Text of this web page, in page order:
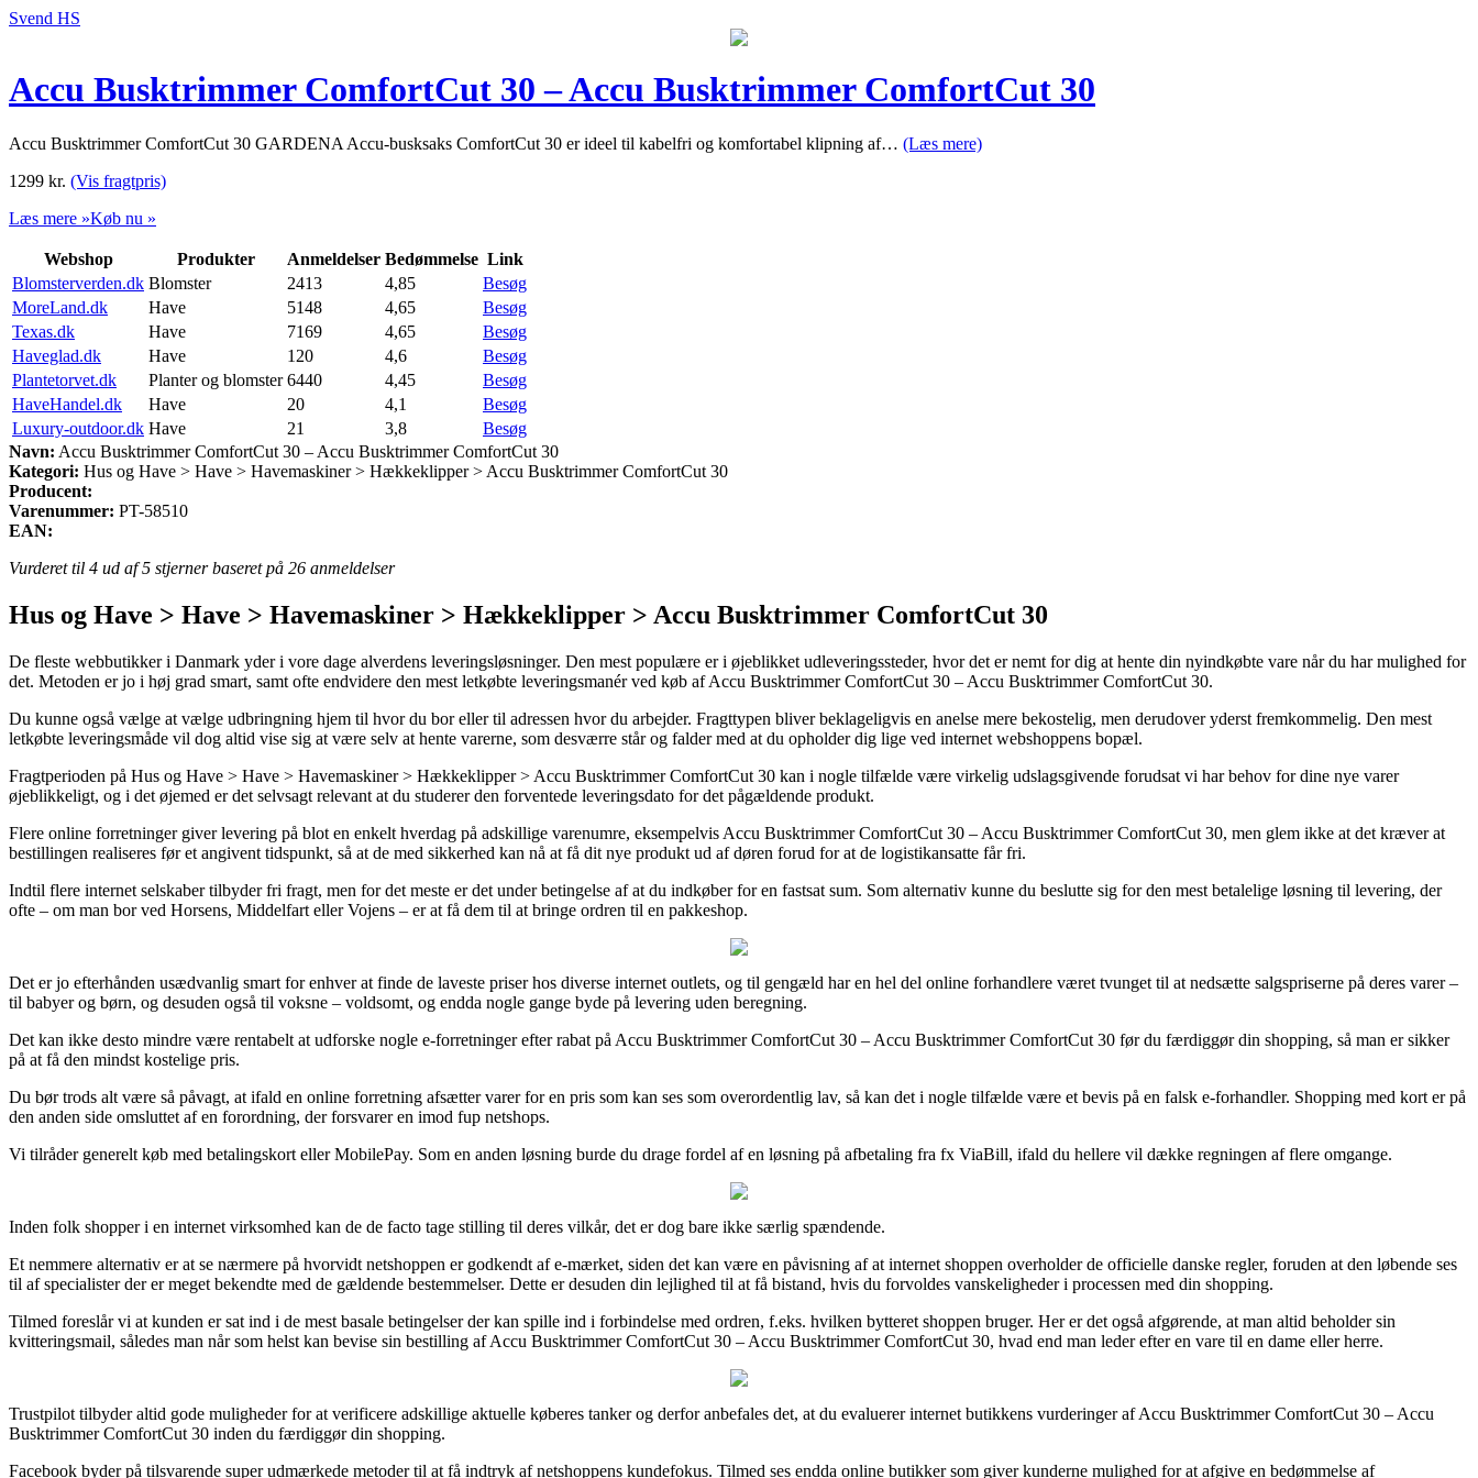
Svend HS
Accu Busktrimmer ComfortCut 30 – Accu Busktrimmer ComfortCut 30
Accu Busktrimmer ComfortCut 30 GARDENA Accu-busksaks ComfortCut 30 er ideel til kabelfri og komfortabel klipning af… (Læs mere)
1299 kr. (Vis fragtpris)
Læs mere »Køb nu »
Webshop Produkter Anmeldelser Bedømmelse Link
Blomsterverden.dk Blomster 2413 4,85
Besøg
MoreLand.dk
Have 5148 4,65
Besøg
Texas.dk
Have 7169 4,65
Besøg
Haveglad.dk
Have 120 4,6
Besøg
Plantetorvet.dk
Planter og blomster 6440 4,45
Besøg
HaveHandel.dk
Have 20 4,1
Besøg
Luxury-outdoor.dk Have 21 3,8
Besøg
Navn: Accu Busktrimmer ComfortCut 30 – Accu Busktrimmer ComfortCut 30
Kategori: Hus og Have > Have > Havemaskiner > Hækkeklipper > Accu Busktrimmer ComfortCut 30
Producent:
Varenummer: PT-58510
EAN:
Vurderet til 4 ud af 5 stjerner baseret på 26 anmeldelser
Hus og Have > Have > Havemaskiner > Hækkeklipper > Accu Busktrimmer ComfortCut 30
De fleste webbutikker i Danmark yder i vore dage alverdens leveringsløsninger. Den mest populære er i øjeblikket udleveringssteder, hvor det er nemt for dig at hente din nyindkøbte vare når du har mulighed for
det. Metoden er jo i høj grad smart, samt ofte endvidere den mest letkøbte leveringsmanér ved køb af Accu Busktrimmer ComfortCut 30 – Accu Busktrimmer ComfortCut 30.
Du kunne også vælge at vælge udbringning hjem til hvor du bor eller til adressen hvor du arbejder. Fragttypen bliver beklageligvis en anelse mere bekostelig, men derudover yderst fremkommelig. Den mest
letkøbte leveringsmåde vil dog altid vise sig at være selv at hente varerne, som desværre står og falder med at du opholder dig lige ved internet webshoppens bopæl.
Fragtperioden på Hus og Have > Have > Havemaskiner > Hækkeklipper > Accu Busktrimmer ComfortCut 30 kan i nogle tilfælde være virkelig udslagsgivende forudsat vi har behov for dine nye varer
øjeblikkeligt, og i det øjemed er det selvsagt relevant at du studerer den forventede leveringsdato for det pågældende produkt.
Flere online forretninger giver levering på blot en enkelt hverdag på adskillige varenumre, eksempelvis Accu Busktrimmer ComfortCut 30 – Accu Busktrimmer ComfortCut 30, men glem ikke at det kræver at
bestillingen realiseres før et angivent tidspunkt, så at de med sikkerhed kan nå at få dit nye produkt ud af døren forud for at de logistikansatte får fri.
Indtil flere internet selskaber tilbyder fri fragt, men for det meste er det under betingelse af at du indkøber for en fastsat sum. Som alternativ kunne du beslutte sig for den mest betalelige løsning til levering, der
ofte – om man bor ved Horsens, Middelfart eller Vojens – er at få dem til at bringe ordren til en pakkeshop.
Det er jo efterhånden usædvanlig smart for enhver at finde de laveste priser hos diverse internet outlets, og til gengæld har en hel del online forhandlere været tvunget til at nedsætte salgspriserne på deres varer –
til babyer og børn, og desuden også til voksne – voldsomt, og endda nogle gange byde på levering uden beregning.
Det kan ikke desto mindre være rentabelt at udforske nogle e-forretninger efter rabat på Accu Busktrimmer ComfortCut 30 – Accu Busktrimmer ComfortCut 30 før du færdiggør din shopping, så man er sikker
på at få den mindst kostelige pris.
Du bør trods alt være så påvagt, at ifald en online forretning afsætter varer for en pris som kan ses som overordentlig lav, så kan det i nogle tilfælde være et bevis på en falsk e-forhandler. Shopping med kort er på
den anden side omsluttet af en forordning, der forsvarer en imod fup netshops.
Vi tilråder generelt køb med betalingskort eller MobilePay. Som en anden løsning burde du drage fordel af en løsning på afbetaling fra fx ViaBill, ifald du hellere vil dække regningen af flere omgange.
Inden folk shopper i en internet virksomhed kan de de facto tage stilling til deres vilkår, det er dog bare ikke særlig spændende.
Et nemmere alternativ er at se nærmere på hvorvidt netshoppen er godkendt af e-mærket, siden det kan være en påvisning af at internet shoppen overholder de officielle danske regler, foruden at den løbende ses
til af specialister der er meget bekendte med de gældende bestemmelser. Dette er desuden din lejlighed til at få bistand, hvis du forvoldes vanskeligheder i processen med din shopping.
Tilmed foreslår vi at kunden er sat ind i de mest basale betingelser der kan spille ind i forbindelse med ordren, f.eks. hvilken bytteret shoppen bruger. Her er det også afgørende, at man altid beholder sin
kvitteringsmail, således man når som helst kan bevise sin bestilling af Accu Busktrimmer ComfortCut 30 – Accu Busktrimmer ComfortCut 30, hvad end man leder efter en vare til en dame eller herre.
Trustpilot tilbyder altid gode muligheder for at verificere adskillige aktuelle køberes tanker og derfor anbefales det, at du evaluerer internet butikkens vurderinger af Accu Busktrimmer ComfortCut 30 – Accu
Busktrimmer ComfortCut 30 inden du færdiggør din shopping.
Facebook byder på tilsvarende super udmærkede metoder til at få indtryk af netshoppens kundefokus. Tilmed ses endda online butikker som giver kunderne mulighed for at afgive en bedømmelse af